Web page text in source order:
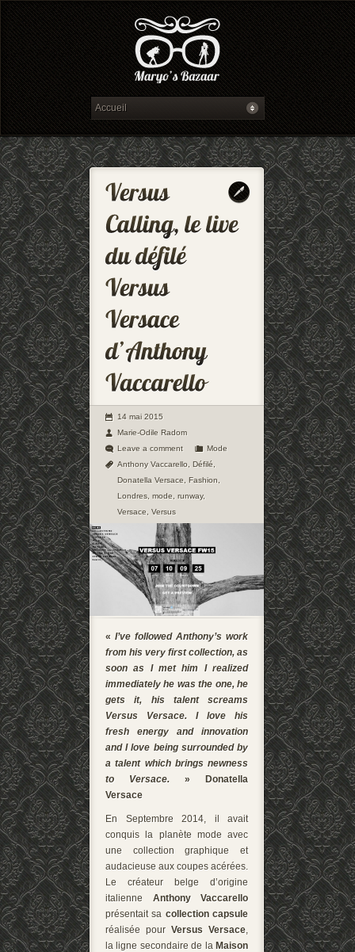
14 mai 2015
Marie-Odile Radom
Leave a comment
Mode
Anthony Vaccarello
Défilé
Donatella Versace
Fashion
Londres mode runway,
Versace
Versus
« I’ve followed Anthony’s work
from his very first collection, as
soon as I met him I realized
immediately he was the one, he
gets it, his talent screams
Versus Versace. I love his
fresh energy and innovation
and I love being surrounded by
a talent which brings newness
to Versace. » Donatella
Versace
En Septembre 2014, il avait
conquis la planète mode avec
une collection graphique et
audacieuse aux coupes acérées.
Le créateur belge d’origine
italienne Anthony Vaccarello
présentait sa collection capsule
réalisée pour Versus Versace,
la ligne secondaire de la Maison